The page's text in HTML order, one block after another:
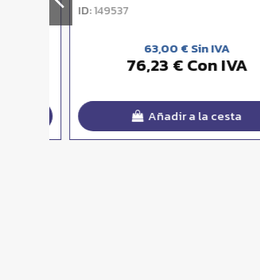
ID: 149537
63,00 € Sin IVA
76,23 € Con IVA
Añadir a la cesta